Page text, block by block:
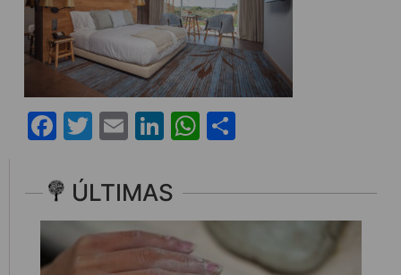
Facebook
Twitter
EmailLinkedIn
WhatsApp
ÚLTIMAS